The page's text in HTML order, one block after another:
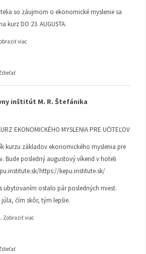
so záujmom o ekonomické myslenie sa
kurz DO 23. AUGUSTA.
viac
inštitút M. R. Štefánika
EKONOMICKÉHO MYSLENIA PRE UČITEĽOV
kurzu základov ekonomického myslenia pre
Bude posledný augustový víkend v hoteli
https://kepu.institute.sk/
ubytovaním ostalo pár posledných miest.
čím skôr, tým lepšie.
Zobraziť viac